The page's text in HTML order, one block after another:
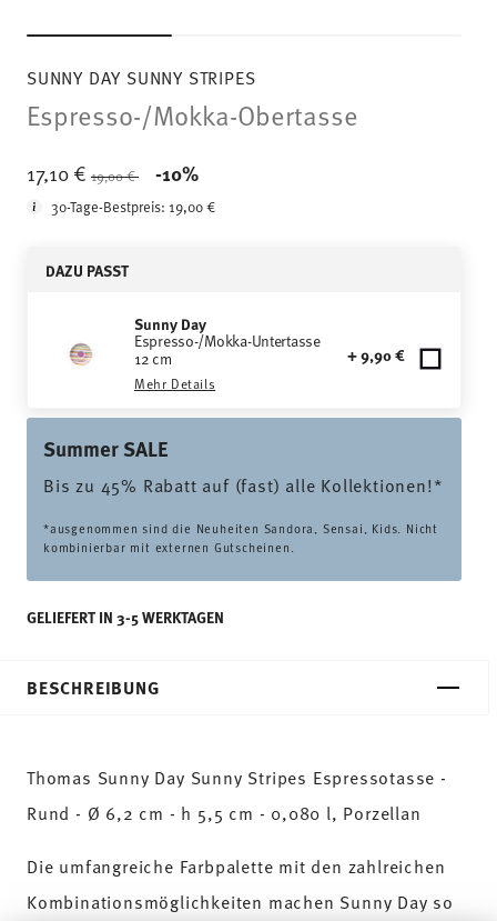
SUNNY DAY SUNNY STRIPES
Espresso-/Mokka-Obertasse
17,10 € Price reduced from
19,00 € -10%
30-Tage-Bestpreis:19,00 €
DAZU PASST
Sunny Day
Espresso-/Mokka-Untertasse
12 cm
Mehr Details
+ 9,90 €
Summer SALE
Bis zu 45% Rabatt auf (fast) alle Kollektionen!*
*ausgenommen sind die Neuheiten Sandora, Sensai, Kids. Nicht
kombinierbar mit externen Gutscheinen.
GELIEFERT IN 3-5 WERKTAGEN
BESCHREIBUNG
Thomas Sunny Day Sunny Stripes Espressotasse -
Rund - Ø 6,2 cm - h 5,5 cm - 0,080 l, Porzellan
Die umfangreiche Farbpalette mit den zahlreichen
Kombinationsmöglichkeiten machen Sunny Day so